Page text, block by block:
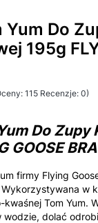
Yum Do
195g
115 Recenzje: 0)
Do
GOOSE
firmy Flying
w
kwaśnej Tom Yum.
dolać